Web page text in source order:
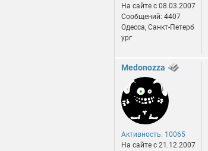
На сайте c 08.03.2007
Сообщений: 4407
Одесса, Санкт-Петерб
ург
Medonozza
Активность: 10065
На сайте c 21.12.2007